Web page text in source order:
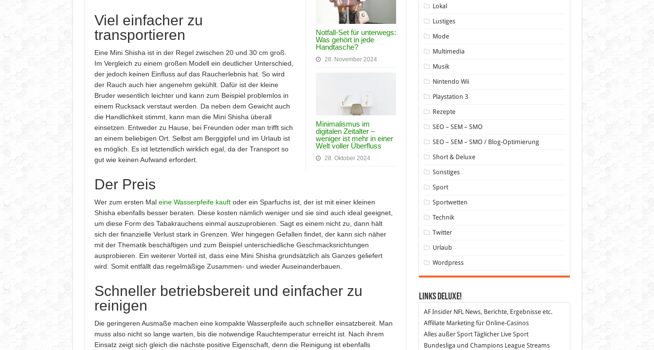
Notfall-Set für unterwegs:
Was gehört in jede
Handtasche?
28. November 2024
Minimalismus im
digitalen Zeitalter –
weniger ist mehr in einer
Welt voller Überfluss
28. Oktober 2024
Viel einfacher zu
transportieren
Eine Mini Shisha ist in der Regel zwischen 20 und 30 cm groß.
Im Vergleich zu einem großen Modell ein deutlicher Unterschied,
der jedoch keinen Einfluss auf das Raucherlebnis hat. So wird
der Rauch auch hier angenehm gekühlt. Dafür ist der kleine
Bruder wesentlich leichter und kann zum Beispiel problemlos in
einem Rucksack verstaut werden. Da neben dem Gewicht auch
die Handlichkeit stimmt, kann man die Mini Shisha überall
einsetzen. Entweder zu Hause, bei Freunden oder man trifft sich
an einem beliebigen Ort. Selbst am Berggipfel und im Urlaub ist
es möglich. Es ist letztendlich wirklich egal, da der Transport so
gut wie keinen Aufwand erfordert.
Der Preis
Wer zum ersten Mal eine Wasserpfeife kauftoder ein Sparfuchs ist, der ist mit einer kleinen
Shisha ebenfalls besser beraten. Diese kosten nämlich weniger und sie sind auch ideal geeignet,
um diese Form des Tabakrauchens einmal auszuprobieren. Sagt es einem nicht zu, dann hält
sich der finanzielle Verlust stark in Grenzen. Wer hingegen Gefallen findet, der kann sich näher
mit der Thematik beschäftigen und zum Beispiel unterschiedliche Geschmacksrichtungen
ausprobieren. Ein weiterer Vorteil ist, dass eine Mini Shisha grundsätzlich als Ganzes geliefert
wird. Somit entfällt das regelmäßige Zusammen- und wieder Auseinanderbauen.
Schneller betriebsbereit und einfacher zu
reinigen
Die geringeren Ausmaße machen eine kompakte Wasserpfeife auch schneller einsatzbereit. Man
muss also nicht so lange warten, bis die notwendige Rauchtemperatur erreicht ist. Nach ihrem
Einsatz zeigt sich gleich die nächste positive Eigenschaft, denn die Reinigung ist ebenfalls
Lokal
Lustiges
Mode
Multimedia
Musik
Nintendo Wii
Playstation 3
Rezepte
SEO – SEM – SMO
SEO – SEM – SMO / Blog-Optimierung
Short & Deluxe
Sonstiges
Sport
Sportwetten
Technik
Twitter
Urlaub
Wordpress
Links DeLuXe!
AF InsiderNFL News, Berichte, Ergebnisse etc.
Affiliate Marketingfür Online-Casinos
Alles außer SportTäglicher Live Sport
Bundesliga und Champions League Streams